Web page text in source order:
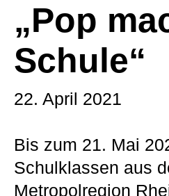
„Pop
Schule“
22. April 2021
Bis zum 21. Mai
Schulklassen aus
Metropolregion